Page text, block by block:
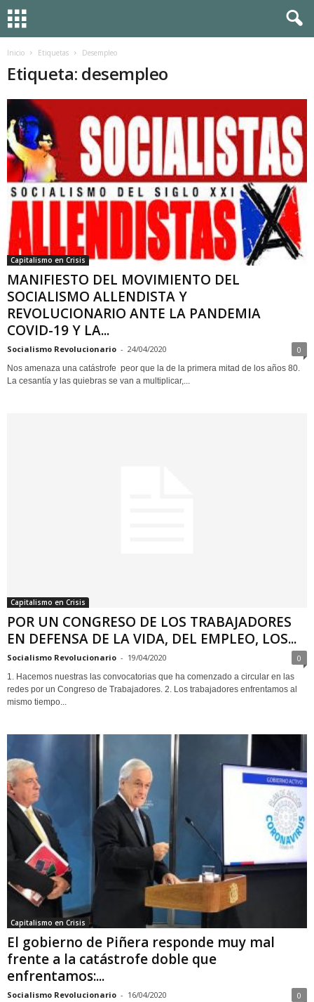
Inicio Etiquetas Desempleo
Etiqueta: desempleo
Capitalismo en Crisis
MANIFIESTO DEL MOVIMIENTO DEL
SOCIALISMO ALLENDISTA Y
REVOLUCIONARIO ANTE LA PANDEMIA
COVID-19 Y LA...
Socialismo Revolucionario - 24/04/2020 0
Nos amenaza una catástrofe peor que la de la primera mitad de los años 80.
La cesantía y las quiebras se van a multiplicar,...
Capitalismo en Crisis
POR UN CONGRESO DE LOS TRABAJADORES
EN DEFENSA DE LA VIDA, DEL EMPLEO, LOS...
Socialismo Revolucionario - 19/04/2020 0
1. Hacemos nuestras las convocatorias que ha comenzado a circular en las
redes por un Congreso de Trabajadores. 2. Los trabajadores enfrentamos al
mismo tiempo...
Capitalismo en Crisis
El gobierno de Piñera responde muy mal
frente a la catástrofe doble que
enfrentamos:...
Socialismo Revolucionario - 16/04/2020 0